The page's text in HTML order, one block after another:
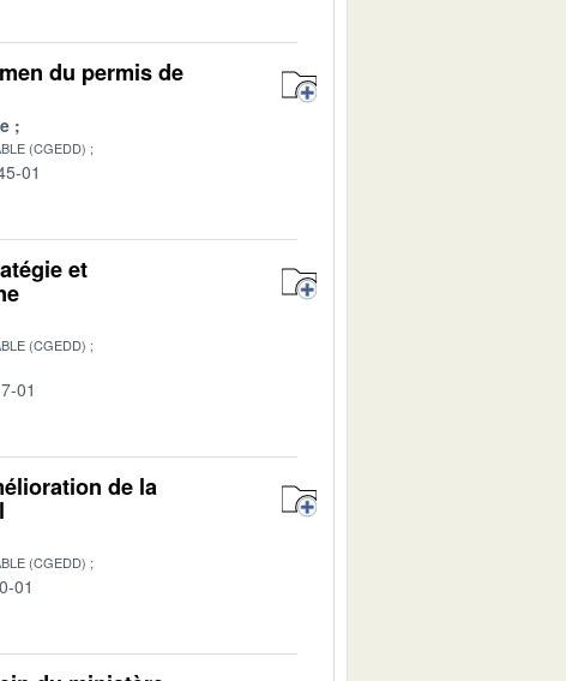
du permis de
(CGEDD)
01
et
(CGEDD)
01
de la
(CGEDD)
01